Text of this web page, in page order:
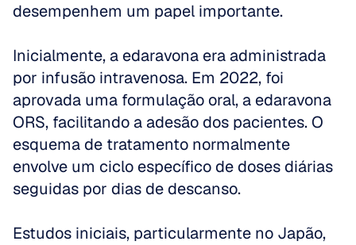
desempenhem um papel importante.
Inicialmente, a edaravona era administrada
por infusão intravenosa. Em 2022, foi
aprovada uma formulação oral, a edaravona
ORS, facilitando a adesão dos pacientes. O
esquema de tratamento normalmente
envolve um ciclo específico de doses diárias
seguidas por dias de descanso.
Estudos iniciais, particularmente no Japão,